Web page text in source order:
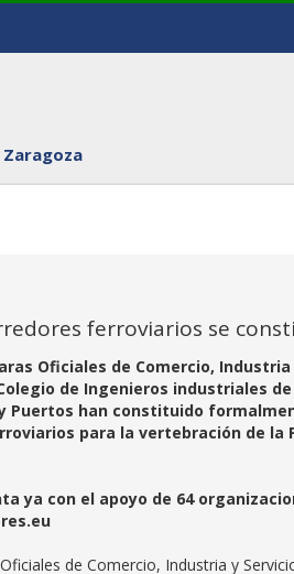
ferroviarios se
Oficiales de Comercio,
de Ingenieros industriales
Puertos han constituido
para la vertebración de la
ya con el apoyo de 64
de Comercio, Industria y